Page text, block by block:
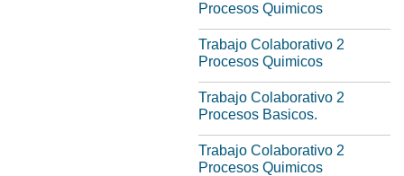
Procesos Quimicos
Trabajo Colaborativo 2
Procesos Quimicos
Trabajo Colaborativo 2
Procesos Basicos.
Trabajo Colaborativo 2
Procesos Quimicos